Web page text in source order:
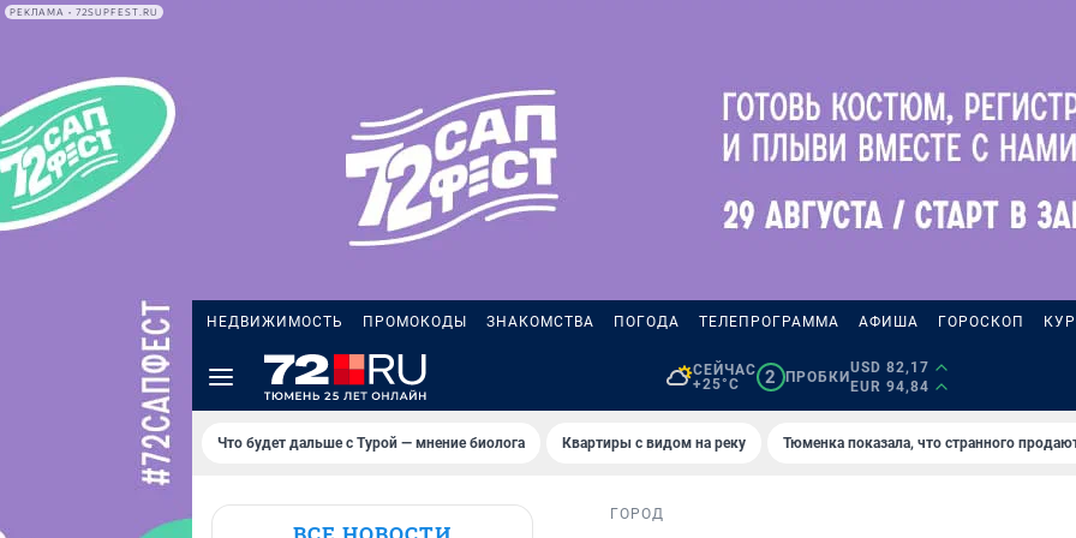
РЕКЛАМА • 72SUPFEST.RU
НЕДВИЖИМОСТЬ ПРОМОКОДЫ ЗНАКОМСТВА ПОГОДА ТЕЛЕПРОГРАММА АФИША ГОРОСКОП
СЕЙЧАС
+25°C
2 ПРОБКИ
USD 82,17
EUR 94,84
Что будет дальше с Турой — мнение биолога Квартиры с видом на реку Тюменка показала, что странного
ГОРОД